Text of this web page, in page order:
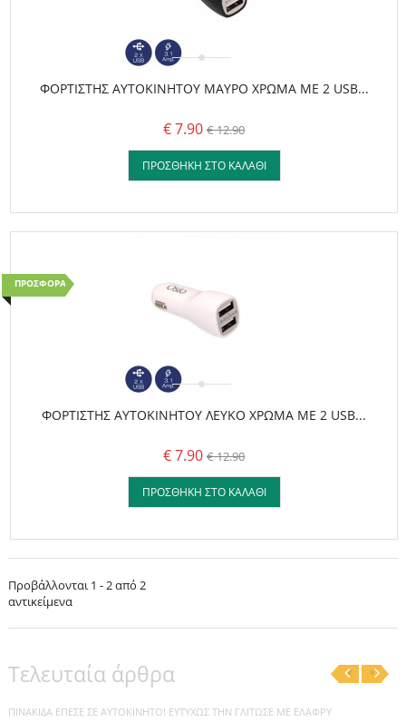
ΦΟΡΤΙΣΤΗΣ AYTOKΙΝΗΤΟΥ ΜΑΥΡΟ ΧΡΩΜΑ ME 2 USB...
€ 7.90 € 12.90
ΠΡΟΣΘΉΚΗ ΣΤΟ ΚΑΛΆΘΙ
ΠΡΟΣΦΟΡΆ!
ΦΟΡΤΙΣΤΗΣ AYTOKΙΝΗΤΟΥ ΛΕΥΚΟ ΧΡΩΜΑ ME 2 USB...
€ 7.90 € 12.90
ΠΡΟΣΘΉΚΗ ΣΤΟ ΚΑΛΆΘΙ
Προβάλλονται 1 - 2 από 2
αντικείμενα
Τελευταία άρθρα ‹ ›
ΠΙΝΑΚΊΔΑ ΈΠΕΣΕ ΣΕ ΑΥΤΟΚΊΝΗΤΟ! ΕΥΤΥΧΏΣ ΤΗΝ ΓΛΊΤΩΣΕ ΜΕ ΕΛΑΦΡΎ